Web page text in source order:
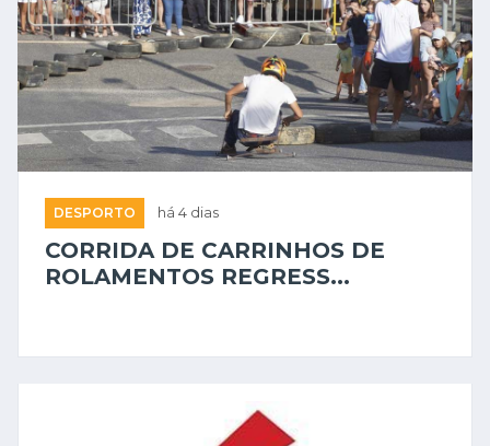
DESPORTO há 4 dias
CORRIDA DE CARRINHOS DE
ROLAMENTOS REGRESS...